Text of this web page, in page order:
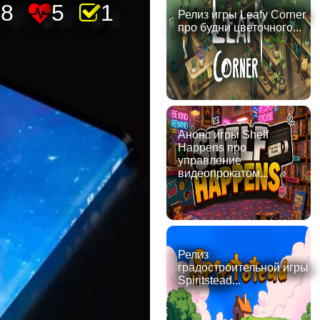
5 1
Релиз игры Leafy Corner
про будни цветочного...
Анонс игры Shelf
Happens про
управление
видеопрокатом...
Релиз
градостроительной игры
Spiritstead...